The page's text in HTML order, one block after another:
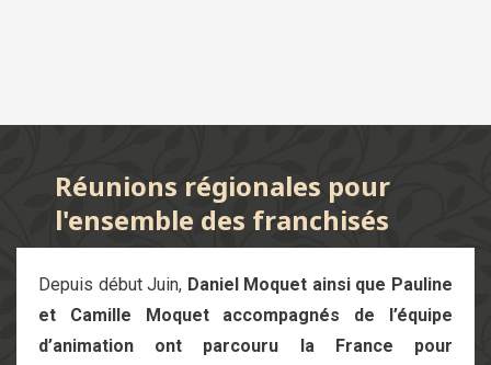
Réunions régionales pour
l'ensemble des franchisés
Depuis début Juin, Daniel Moquet ainsi que Pauline
et Camille Moquet accompagnés de l’équipe
d’animation ont parcouru la France pour